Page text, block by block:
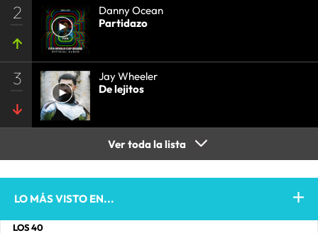
2
Danny Ocean
Partidazo
3
Jay Wheeler
De lejitos
Ver toda la lista
LO MÁS VISTO EN...
LOS 40